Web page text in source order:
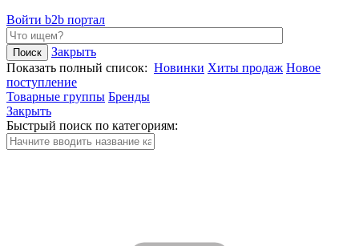
Войти b2b портал
Закрыть
Показать полный список: Новинки Хиты продаж Новое
поступление
Товарные группы Бренды
Закрыть
Быстрый поиск по категориям: